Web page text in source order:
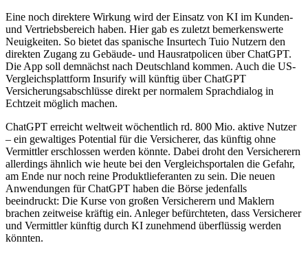
Eine noch direktere Wirkung wird der Einsatz von KI im Kunden-
und Vertriebsbereich haben. Hier gab es zuletzt bemerkenswerte
Neuigkeiten. So bietet das spanische Insurtech Tuio Nutzern den
direkten Zugang zu Gebäude- und Hausratpolicen über ChatGPT.
Die App soll demnächst nach Deutschland kommen. Auch die US-
Vergleichsplattform Insurify will künftig über ChatGPT
Versicherungsabschlüsse direkt per normalem Sprachdialog in
Echtzeit möglich machen.
ChatGPT erreicht weltweit wöchentlich rd. 800 Mio. aktive Nutzer
– ein gewaltiges Potential für die Versicherer, das künftig ohne
Vermittler erschlossen werden könnte. Dabei droht den Versicherern
allerdings ähnlich wie heute bei den Vergleichsportalen die Gefahr,
am Ende nur noch reine Produktlieferanten zu sein. Die neuen
Anwendungen für ChatGPT haben die Börse jedenfalls
beeindruckt: Die Kurse von großen Versicherern und Maklern
brachen zeitweise kräftig ein. Anleger befürchteten, dass Versicherer
und Vermittler künftig durch KI zunehmend überflüssig werden
könnten.